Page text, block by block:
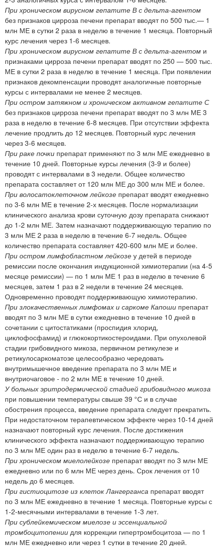
При хроническом вирусном гепатите В с дельта-агентом
без признаков цирроза печени препарат вводят по 500 тыс.— 1
млн МЕ в сутки 2 раза в неделю в течение 1 месяца. Повторный
курс лечения через 1-6 месяцев.
При хроническом вирусном гепатите В с дельта-агентом и
признаками цирроза печени препарат вводят по 250 — 500 тыс.
МЕ в сутки 2 раза в неделю в течение 1 месяца. При появлении
признаков декомпенсации проводят аналогичные повторные
курсы с интервалами не менее 2 месяцев.
При остром затяжном и хроническом активном гепатите С
без признаков цирроза печени препарат вводят по 3 млн МЕ 3
раза в неделю в течение 6-8 месяцев. При отсутствии эффекта
лечение продлить до 12 месяцев. Повторный курс лечения
через 3-6 месяцев.
При раке почки препарат применяют по 3 млн МЕ ежедневно в
течение 10 дней. Повторные курсы лечения (3-9 и более)
проводят с интервалами в 3 недели. Общее количество
препарата составляет от 120 млн МЕ до 300 млн МЕ и более.
При волосатоклеточном лейкозе препарат вводят ежедневно
по 3-6 млн МЕ в течение 2-х месяцев. После нормализации
клинического анализа крови суточную дозу препарата снижают
до 1-2 млн МЕ. Затем назначают поддерживающую терапию по
3 млн МЕ 2 раза в неделю в течение 6-7 недель. Общее
количество препарата составляет 420-600 млн МЕ и более.
При остром лимфобластном лейкозе у детей в периоде
ремиссии после окончания индукционной химиотерапии (на 4-5
месяце ремиссии) — по 1 млн МЕ 1 раз в неделю в течение 6
месяцев, затем 1 раз в 2 недели в течение 24 месяцев.
Одновременно проводят поддерживающую химиотерапию.
При злокачественных лимфомах и саркоме Капоши препарат
вводят по 3 млн МЕ в сутки ежедневно в течение 10 дней в
сочетании с цитостатиками (проспидия хлорид,
циклофосфамид) и глюкокортикостероидами. При опухолевой
стадии грибовидного микоза, первичном ретикулезе и
ретикулосаркоматозе целесообразно чередовать
внутримышечное введение препарата по 3 млн МЕ и
внутриочаговое - по 2 млн МЕ в течение 10 дней.
У больных эритродермической стадией грибовидного микоза
при повышении температуры свыше 39 °С и в случае
обострения процесса, введение препарата следует прекратить.
При недостаточном терапевтическом эффекте через 10-14 дней
назначают повторный курс лечения. После достижения
клинического эффекта назначают поддерживающую терапию
по 3 млн МЕ один раз в неделю в течение 6-7 недель.
При хроническом миелолейкозе препарат вводят по 3 млн МЕ
ежедневно или по 6 млн МЕ через день. Срок лечения от 10
недель до 6 месяцев.
При гистиоцитозе из клеток Лангерганса препарат вводят
по 3 млн МЕ ежедневно в течение 1 месяца. Повторные курсы с
1-2-месячными интервалами в течение 1-3 лет.
При сублейкемическом миелозе и эссенциальной
тромбоцитопении для коррекции гипертромбоцитоза — по 1
млн МЕ ежедневно или через 1 сутки в течение 20 дней.